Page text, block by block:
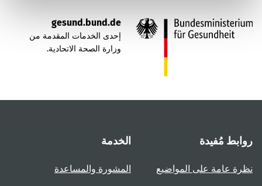
gesund.bund.de
إحدى الخدمات المقدمة من
وزارة الصحة الاتحادية.
روابط مُفيدة
نظرة عامة على المواضيع
الخدمة
المشورة والمساعدة